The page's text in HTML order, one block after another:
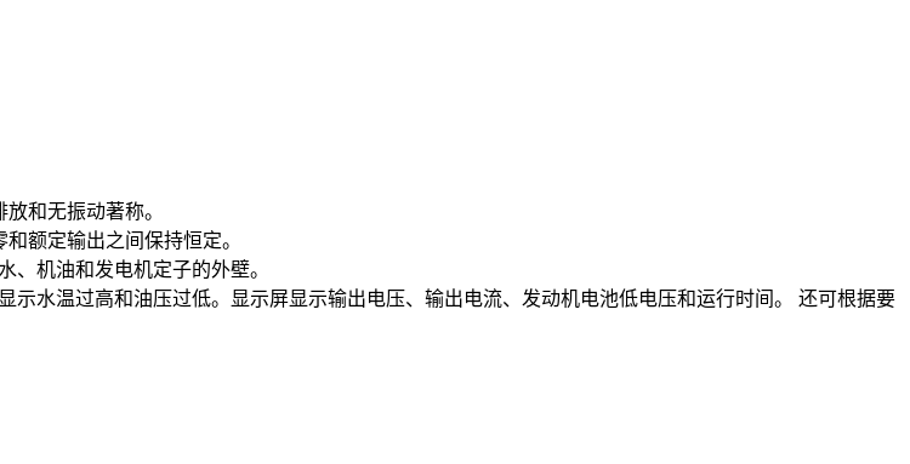
和无振动著称。
额定输出之间保持恒定。
、机油和发电机定子的外壁。
水温过高和油压过低。显示屏显示输出电压、输出电流、发动机电池低电压和运行时间。 还可根据要